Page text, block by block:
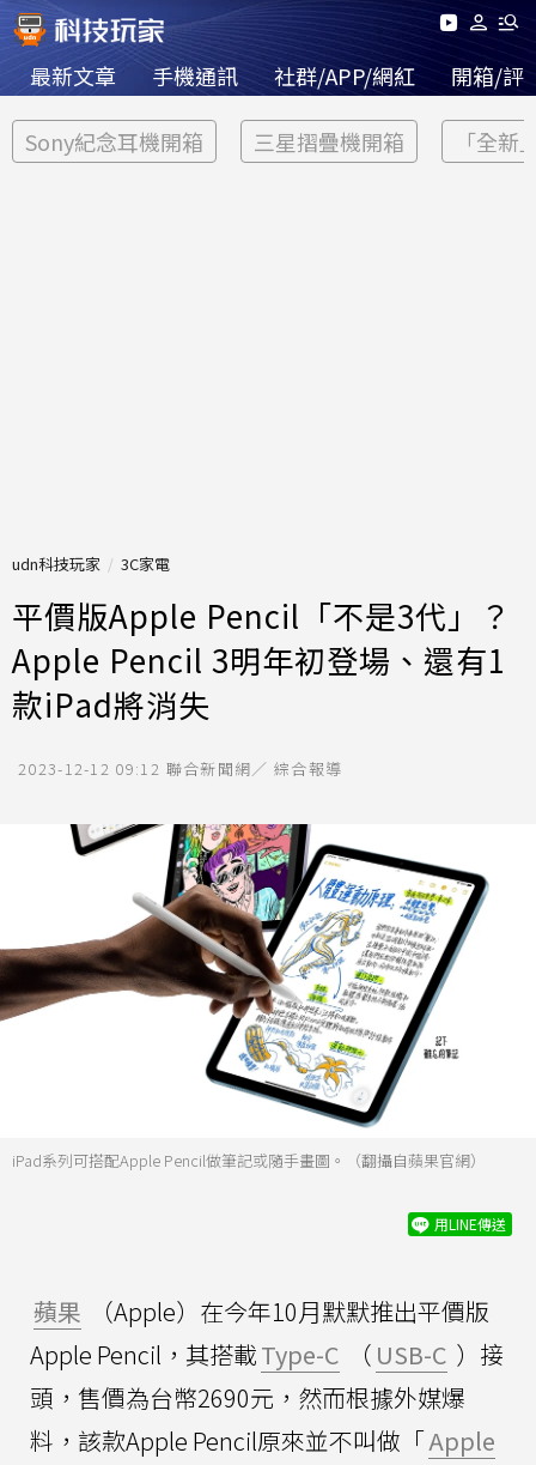
最新文章 手機通訊 社群/APP/網紅 開箱/評
Sony紀念耳機開箱 三星摺疊機開箱 「全新
udn科技玩家 3C家電
平價版Apple Pencil「不是3代」？
Apple Pencil 3明年初登場、還有1
款iPad將消失
2023-12-12 09:12 聯合新聞網／ 綜合報導
iPad系列可搭配Apple Pencil做筆記或隨手畫圖。（翻攝自蘋果官網）
用LINE傳送
蘋果
（Apple）在今年10月默默推出平價版
Apple Pencil，其搭載Type-C （ USB-C ）接
頭，售價為台幣2690元，然而根據外媒爆
料，該款Apple Pencil原來並不叫做「Apple